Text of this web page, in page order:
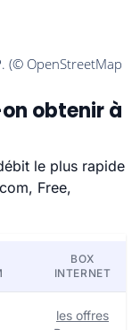
obtenir à
le plus rapide
Free,
BOX
INTERNET
les offres